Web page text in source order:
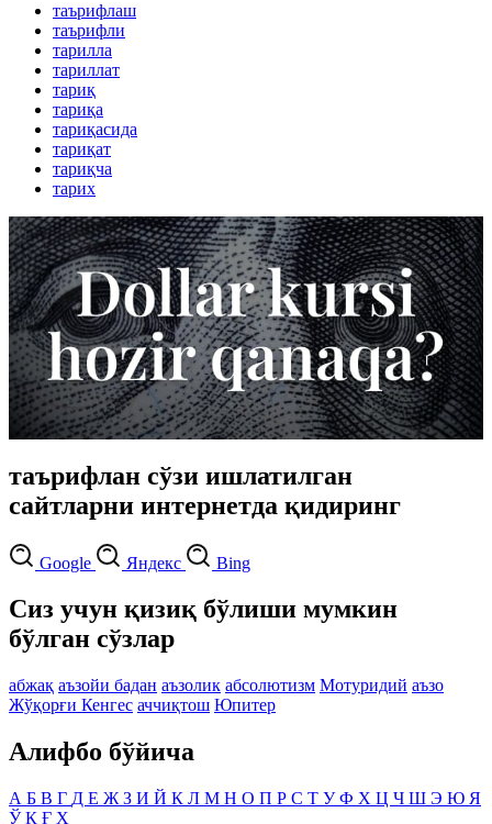
таърифлаш
таърифли
тарилла
тариллат
тариқ
тариқа
тариқасида
тариқат
тариқча
тарих
таърифлан сўзи ишлатилган
сайтларни интернетда қидиринг
Google Яндекс Bing
Сиз учун қизиқ бўлиши мумкин
бўлган сўзлар
абжақ аъзойи бадан аъзолик абсолютизм Мотуридий аъзо
Жўқорғи Кенгес аччиқтош Юпитер
Алифбо бўйича
А Б В Г Д Е Ж З И Й К Л М Н О П Р С Т УФ Х Ц Ч Ш Э Ю Я
ЎҚ Ғ Ҳ